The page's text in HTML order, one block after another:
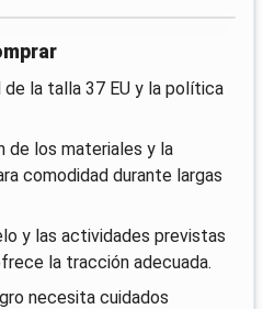
la talla 37 EU y la política
de los materiales y la
comodidad durante largas
y las actividades previstas
la tracción adecuada.
necesita cuidados